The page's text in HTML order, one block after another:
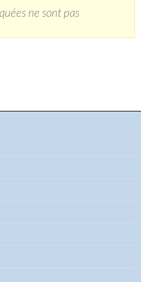
ne sont pas